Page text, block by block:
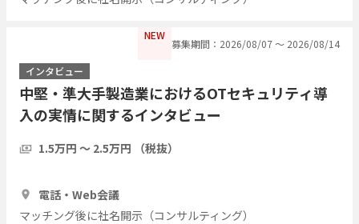
NEW
募集期間：2026/08/07 〜 2026/08/14
インタビュー
中堅・準大手製造業におけるOTセキュリティ導
入の実情に関するインタビュー
1.5万円 〜 2.5万円 （税抜）
電話・Web会議
マッチング後に社名開示（コンサルティング）